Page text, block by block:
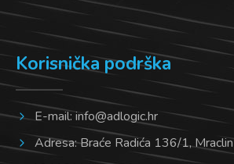
Korisnička podrška
E-mail:info@adlogic.hr
Adresa: Braće Radića 136/1, Mraclin